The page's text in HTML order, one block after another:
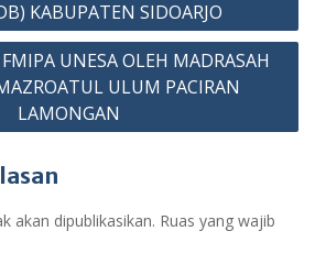
KABUPATEN SIDOARJO
UNESA OLEH MADRASAH
ULUM PACIRAN
LAMONGAN
akan dipublikasikan. Ruas yang wajib